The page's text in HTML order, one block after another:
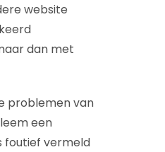
website
dan met
problemen van
een
foutief vermeld